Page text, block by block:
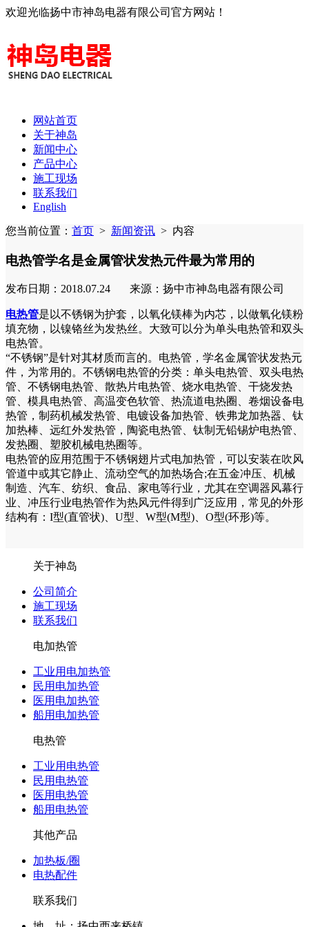
欢迎光临扬中市神岛电器有限公司官方网站！
网站首页
关于神岛
新闻中心
产品中心
施工现场
联系我们
English
您当前位置： 首页 > 新闻资讯 > 内容
电热管学名是金属管状发热元件最为常用的
发布日期：2018.07.24 来源：扬中市神岛电器有限公司
电热管是以不锈钢为护套，以氧化镁棒为内芯，以做氧化镁粉
填充物，以镍铬丝为发热丝。大致可以分为单头电热管和双头
电热管。
“不锈钢”是针对其材质而言的。电热管，学名金属管状发热元
件，为常用的。不锈钢电热管的分类：单头电热管、双头电热
管、不锈钢电热管、散热片电热管、烧水电热管、干烧发热
管、模具电热管、高温变色软管、热流道电热圈、卷烟设备电
热管，制药机械发热管、电镀设备加热管、铁弗龙加热器、钛
加热棒、远红外发热管，陶瓷电热管、钛制无铅锡炉电热管、
发热圈、塑胶机械电热圈等。
电热管的应用范围于不锈钢翅片式电加热管，可以安装在吹风
管道中或其它静止、流动空气的加热场合;在五金冲压、机械
制造、汽车、纺织、食品、家电等行业，尤其在空调器风幕行
业、冲压行业电热管作为热风元件得到广泛应用，常见的外形
结构有：I型(直管状)、U型、W型(M型)、O型(环形)等。
关于神岛
公司简介
施工现场
联系我们
电加热管
工业用电加热管
民用电加热管
医用电加热管
船用电加热管
电热管
工业用电热管
民用电热管
医用电热管
船用电热管
其他产品
加热板/圈
电热配件
联系我们